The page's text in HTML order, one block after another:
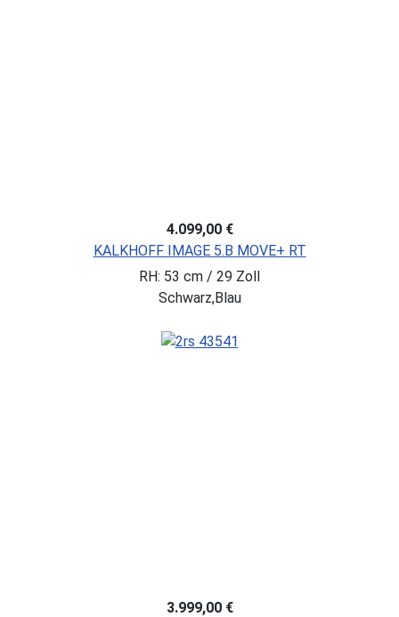
4.099,00 €
KALKHOFF IMAGE 5.B MOVE+ RT
RH: 53 cm / 29 Zoll
Schwarz,Blau
3.999,00 €